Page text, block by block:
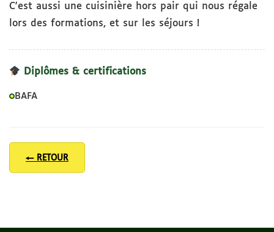
C'est aussi une cuisinière hors pair qui nous régale
lors des formations, et sur les séjours !
Diplômes & certifications
BAFA
← RETOUR